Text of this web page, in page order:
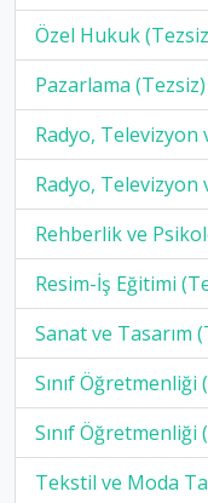
Özel Hukuk
Pazarlama
Radyo, Televizyon
Radyo, Televizyon
Rehberlik ve
Resim-İş Eğitimi
Sanat ve Tasarım
Sınıf Öğretmenliği
Sınıf
Tekstil ve Moda